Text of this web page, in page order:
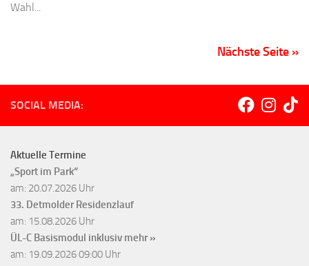
Wahl...
Nächste Seite »
SOCIAL MEDIA:
Aktuelle Termine
„Sport im Park“
am: 20.07.2026 Uhr
33. Detmolder Residenzlauf
am: 15.08.2026 Uhr
ÜL-C Basismodul inklusiv mehr »
am: 19.09.2026 09:00 Uhr